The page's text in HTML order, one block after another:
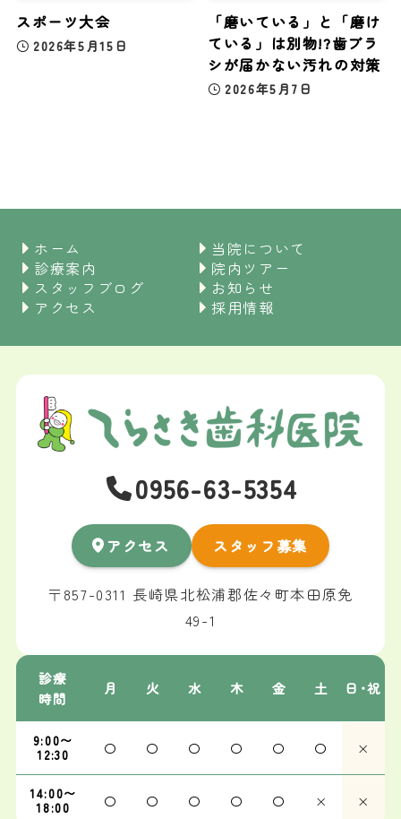
スポーツ大会
2026年5月15日
「磨いている」と「磨け
ている」は別物!?歯ブラ
シが届かない汚れの対策
2026年5月7日
ホーム
当院について
診療案内
院内ツアー
スタッフブログ
お知らせ
アクセス
採用情報
0956-63-5354
アクセス スタッフ募集
〒857-0311 長崎県北松浦郡佐々町本田原免
49-1
診療
時間
月 火 水 木 金 土 日･祝
9:00〜
12:30
〇 〇 〇 〇 〇 〇 ×
14:00〜
18:00
〇 〇 〇 〇 〇 × ×